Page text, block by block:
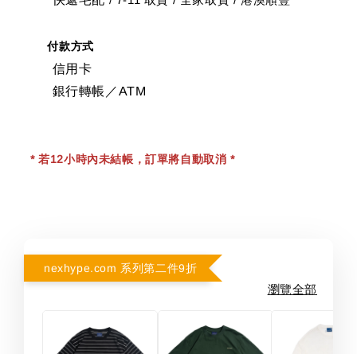
付款方式
信用卡
銀行轉帳／ATM
* 若12小時內未結帳，訂單將自動取消 *
nexhype.com 系列第二件9折
瀏覽全部